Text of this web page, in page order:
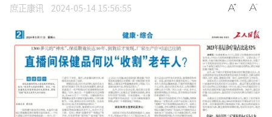
庶正康讯 2024-05-14 15:56:55